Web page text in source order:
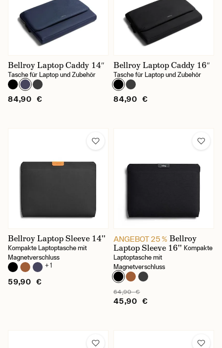
Bellroy Laptop Caddy 14″
Tasche für Laptop und Zubehör
84,90 €
Bellroy Laptop Caddy 16″
Tasche für Laptop und Zubehör
84,90 €
Bellroy Laptop Sleeve 14''
Kompakte Laptoptasche mit
Magnetverschluss
+ 1
59,90 €
ANGEBOT 25 % Bellroy
Laptop Sleeve 16'' Kompakte
Laptoptasche mit
Magnetverschluss
64,90 €
45,90 €